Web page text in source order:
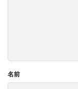
名前